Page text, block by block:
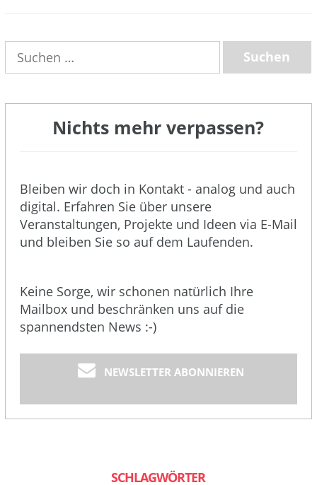
nach:
Nichts mehr verpassen?
Bleiben wir doch in Kontakt - analog und auch
digital. Erfahren Sie über unsere
Veranstaltungen, Projekte und Ideen via E-Mail
und bleiben Sie so auf dem Laufenden.
Keine Sorge, wir schonen natürlich Ihre
Mailbox und beschränken uns auf die
spannendsten News :-)
NEWSLETTER ABONNIEREN
SCHLAGWÖRTER